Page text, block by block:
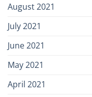
August 2021
July 2021
June 2021
May 2021
April 2021